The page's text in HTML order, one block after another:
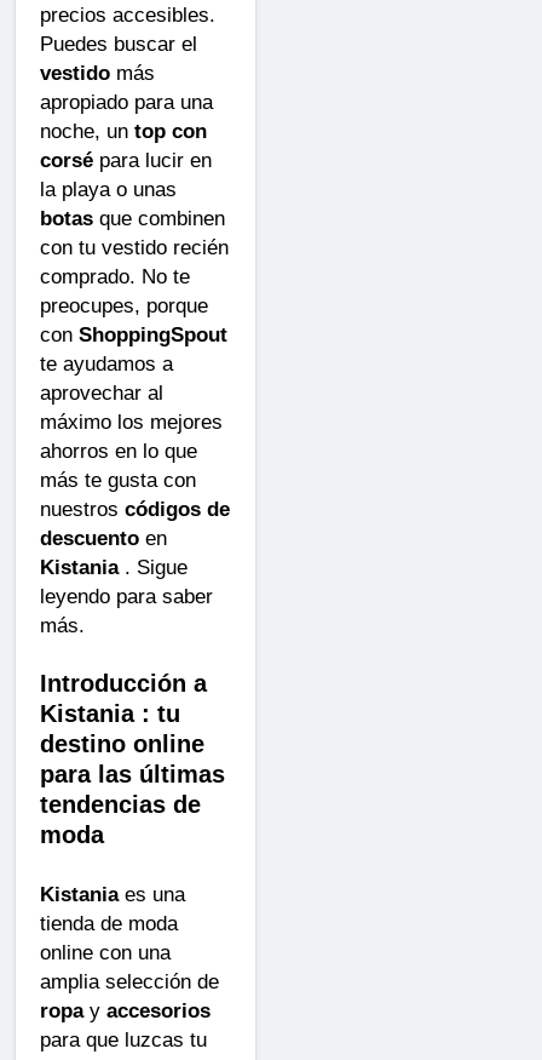
precios accesibles.
Puedes buscar el
vestido más
apropiado para una
noche, un top con
corsé para lucir en
la playa o unas
botas que combinen
con tu vestido recién
comprado. No te
preocupes, porque
con ShoppingSpout
te ayudamos a
aprovechar al
máximo los mejores
ahorros en lo que
más te gusta con
nuestros códigos de
descuento en
Kistania. Sigue
leyendo para saber
más.
Introducción a
Kistania : tu
destino online
para las últimas
tendencias de
moda
Kistaniaes una
tienda de moda
online con una
amplia selección de
ropay accesorios
para que luzcas tu